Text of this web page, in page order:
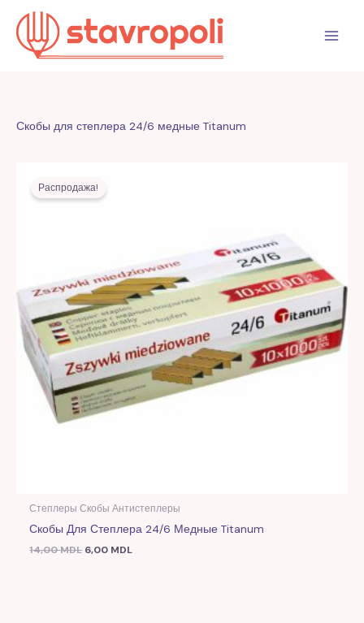
Перейти
содержимому
Скобы для степлера 24/6 медные Titanum
Распродажа!
Степлеры Скобы Антистеплеры
Скобы Для Степлера 24/6 Медные Titanum
14,00MDL
цена
составляла
6,00 MDL